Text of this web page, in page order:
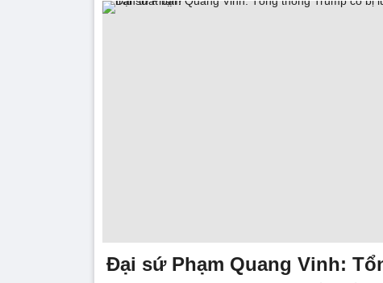
Đại sứ Phạm Quang Vinh: